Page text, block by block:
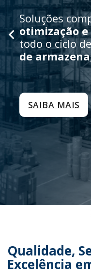
Soluções
otimização
todo o ciclo
de
SAIBA MAIS
Qualidade,
Excelência